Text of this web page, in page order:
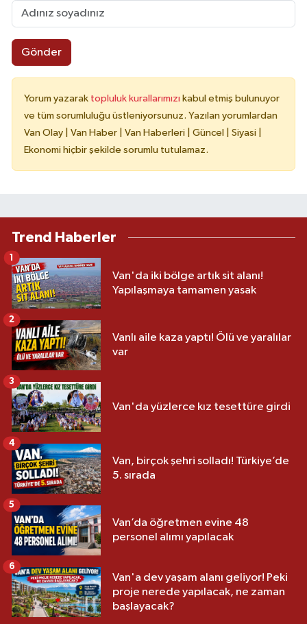
Gönder
Yorum yazarak topluluk kurallarımızı kabul etmiş bulunuyor
ve tüm sorumluluğu üstleniyorsunuz. Yazılan yorumlardan
Van Olay | Van Haber | Van Haberleri | Güncel | Siyasi |
Ekonomi hiçbir şekilde sorumlu tutulamaz.
Trend Haberler
Van'da iki bölge artık sit alanı!
Yapılaşmaya tamamen yasak
1
Vanlı aile kaza yaptı! Ölü ve yaralılar
var
2
Van'da yüzlerce kız tesettüre girdi
3
Van, birçok şehri solladı! Türkiye’de
5. sırada
4
Van’da öğretmen evine 48
personel alımı yapılacak
5
Van'a dev yaşam alanı geliyor! Peki
proje nerede yapılacak, ne zaman
başlayacak?
6